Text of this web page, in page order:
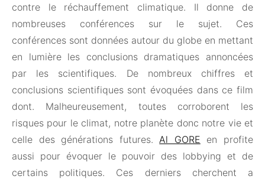
contre le réchauffement climatique. Il donne de
nombreuses conférences sur le sujet. Ces
conférences sont données autour du globe en mettant
en lumière les conclusions dramatiques annoncées
par les scientifiques. De nombreux chiffres et
conclusions scientifiques sont évoquées dans ce film
dont. Malheureusement, toutes corroborent les
risques pour le climat, notre planète donc notre vie et
celle des générations futures. Al GORE en profite
aussi pour évoquer le pouvoir des lobbying et de
certains politiques. Ces derniers cherchent a